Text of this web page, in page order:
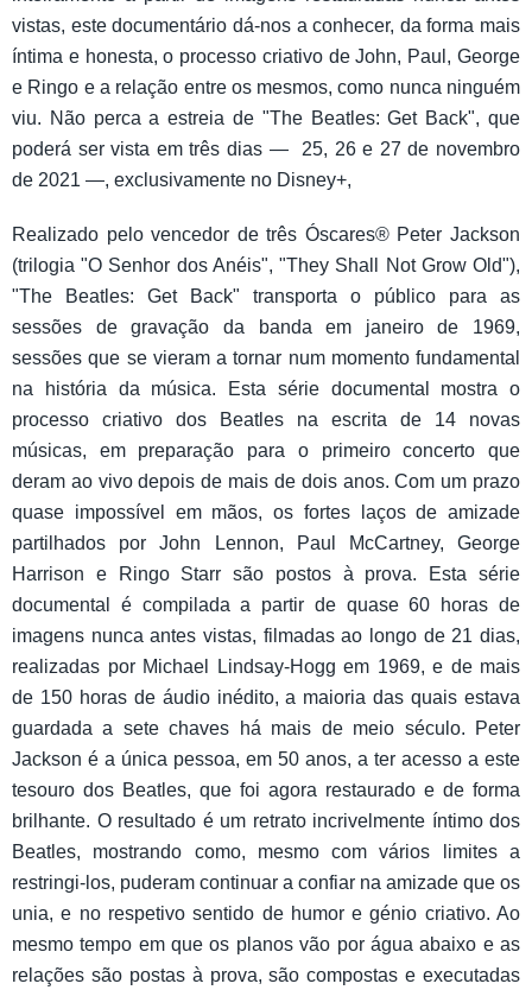
vistas, este documentário dá-nos a conhecer, da forma mais
íntima e honesta, o processo criativo de John, Paul, George
e Ringo e a relação entre os mesmos, como nunca ninguém
viu. Não perca a estreia de "The Beatles: Get Back", que
poderá ser vista em três dias — 25, 26 e 27 de novembro
de 2021 —, exclusivamente no Disney+,
Realizado pelo vencedor de três Óscares® Peter Jackson
(trilogia "O Senhor dos Anéis", "They Shall Not Grow Old"),
"The Beatles: Get Back" transporta o público para as
sessões de gravação da banda em janeiro de 1969,
sessões que se vieram a tornar num momento fundamental
na história da música. Esta série documental mostra o
processo criativo dos Beatles na escrita de 14 novas
músicas, em preparação para o primeiro concerto que
deram ao vivo depois de mais de dois anos. Com um prazo
quase impossível em mãos, os fortes laços de amizade
partilhados por John Lennon, Paul McCartney, George
Harrison e Ringo Starr são postos à prova. Esta série
documental é compilada a partir de quase 60 horas de
imagens nunca antes vistas, filmadas ao longo de 21 dias,
realizadas por Michael Lindsay-Hogg em 1969, e de mais
de 150 horas de áudio inédito, a maioria das quais estava
guardada a sete chaves há mais de meio século. Peter
Jackson é a única pessoa, em 50 anos, a ter acesso a este
tesouro dos Beatles, que foi agora restaurado e de forma
brilhante. O resultado é um retrato incrivelmente íntimo dos
Beatles, mostrando como, mesmo com vários limites a
restringi-los, puderam continuar a confiar na amizade que os
unia, e no respetivo sentido de humor e génio criativo. Ao
mesmo tempo em que os planos vão por água abaixo e as
relações são postas à prova, são compostas e executadas